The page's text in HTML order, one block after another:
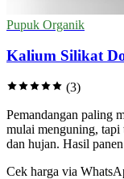
Pupuk Organik
Kalium Silikat
(3)
Pemandangan paling
mulai menguning, tapi
dan hujan. Hasil
Cek harga via